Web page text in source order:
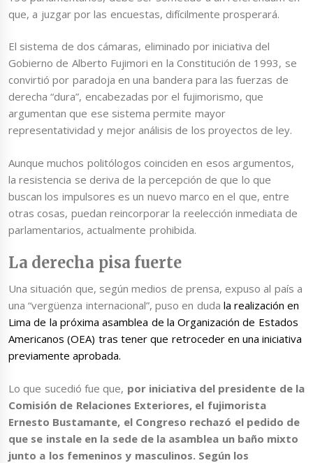
que, a juzgar por las encuestas, difícilmente prosperará.
El sistema de dos cámaras, eliminado por iniciativa del
Gobierno de Alberto Fujimori en la Constitución de 1993, se
convirtió por paradoja en una bandera para las fuerzas de
derecha “dura”, encabezadas por el fujimorismo, que
argumentan que ese sistema permite mayor
representatividad y mejor análisis de los proyectos de ley.
Aunque muchos politólogos coinciden en esos argumentos,
la resistencia se deriva de la percepción de que lo que
buscan los impulsores es un nuevo marco en el que, entre
otras cosas, puedan reincorporar la reelección inmediata de
parlamentarios, actualmente prohibida.
La derecha pisa fuerte
Una situación que, según medios de prensa, expuso al país a
una “vergüenza internacional”, puso en duda la realización en
Lima de la próxima asamblea de la Organización de Estados
Americanos (OEA) tras tener que retroceder en una iniciativa
previamente aprobada.
Lo que sucedió fue que, por iniciativa del presidente de la
Comisión de Relaciones Exteriores, el fujimorista
Ernesto Bustamante, el Congreso rechazó el pedido de
que se instale en la sede de la asamblea un baño mixto
junto a los femeninos y masculinos. Según los